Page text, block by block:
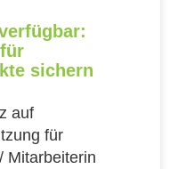
sichern
auf
für
Mitarbeiterin